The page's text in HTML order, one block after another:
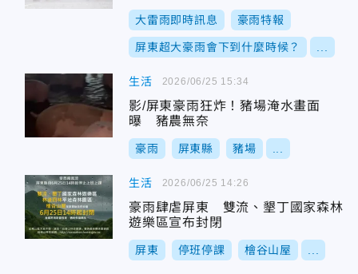
大雷雨即時訊息 豪雨特報
屏東超大豪雨會下到什麼時候？
生活
影/屏東豪雨狂炸！豬場淹水畫面
曝 豬農無奈
豪雨 屏東縣 豬場
2026/06/25 15:34
生活
豪雨肆虐屏東 雙流、墾丁國家森林
遊樂區宣布封閉
屏東 停班停課 檜谷山屋
2026/06/25 14:26